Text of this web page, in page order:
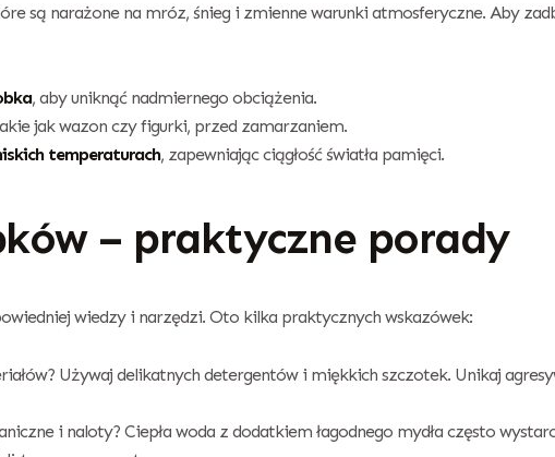
są narażone na mróz, śnieg i zmienne warunki atmosferyczne. Aby
, aby uniknąć nadmiernego obciążenia.
jak wazon czy figurki, przed zamarzaniem.
temperaturach, zapewniając ciągłość światła pamięci.
– praktyczne porady
wiedzy i narzędzi. Oto kilka praktycznych wskazówek:
Używaj delikatnych detergentów i miękkich szczotek. Unikaj
i naloty? Ciepła woda z dodatkiem łagodnego mydła często